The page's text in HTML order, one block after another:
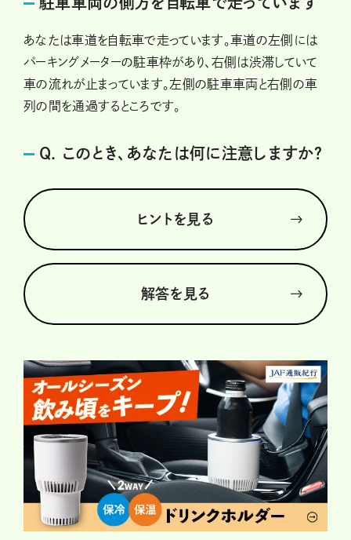
あなたは車道を自転車で走っています。車道の左側には
パーキングメーターの駐車枠があり、右側は渋滞していて
車の流れが止まっています。左側の駐車車両と右側の車
列の間を通過するところです。
Q. このとき、あなたは何に注意しますか？
ヒントを見る
解答を見る